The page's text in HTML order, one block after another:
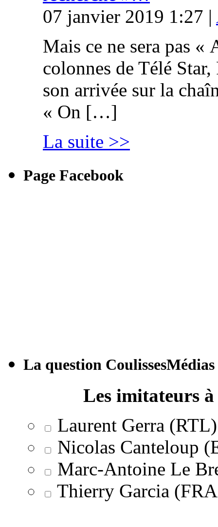
07 janvier 2019 1:27 |
Mais ce ne sera pas «
colonnes de Télé
son arrivée sur la
« On […]
La suite >>
Page Facebook
La question CoulissesMédias
Les imitateurs
Laurent Gerra (RTL)
Nicolas Canteloup
Marc-Antoine Le
Thierry Garcia